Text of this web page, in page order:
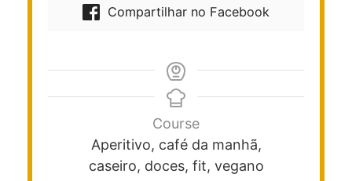
Compartilhar no Facebook
Course
Aperitivo, café da manhã,
caseiro, doces, fit, vegano